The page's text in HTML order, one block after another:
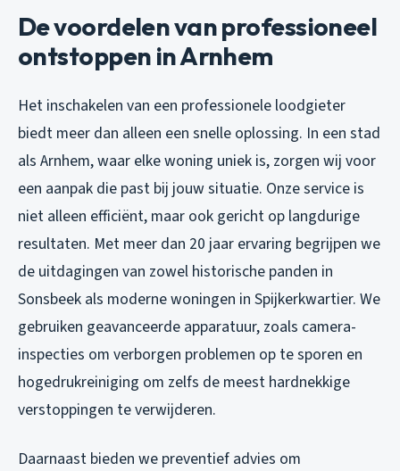
De voordelen van professioneel
ontstoppen in Arnhem
Het inschakelen van een professionele loodgieter
biedt meer dan alleen een snelle oplossing. In een stad
als Arnhem, waar elke woning uniek is, zorgen wij voor
een aanpak die past bij jouw situatie. Onze service is
niet alleen efficiënt, maar ook gericht op langdurige
resultaten. Met meer dan 20 jaar ervaring begrijpen we
de uitdagingen van zowel historische panden in
Sonsbeek als moderne woningen in Spijkerkwartier. We
gebruiken geavanceerde apparatuur, zoals camera-
inspecties om verborgen problemen op te sporen en
hogedrukreiniging om zelfs de meest hardnekkige
verstoppingen te verwijderen.
Daarnaast bieden we preventief advies om